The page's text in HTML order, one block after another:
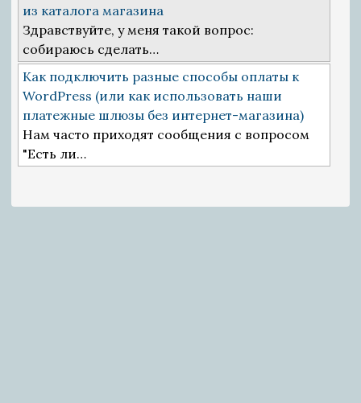
из каталога магазина
Здравствуйте, у меня такой вопрос:
собираюсь сделать…
Как подключить разные способы оплаты к
WordPress (или как использовать наши
платежные шлюзы без интернет-магазина)
Нам часто приходят сообщения с вопросом
"Есть ли…